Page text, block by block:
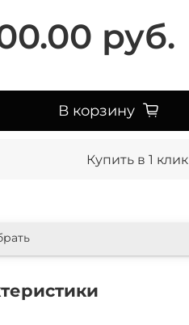
руб.
В корзину
Купить в 1 клик